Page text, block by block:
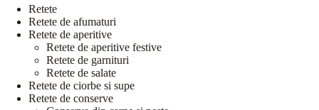
Retete
Retete de afumaturi
Retete de aperitive
Retete de aperitive festive
Retete de garnituri
Retete de salate
Retete de ciorbe si supe
Retete de conserve